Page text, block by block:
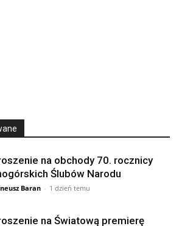
na obchody 70. rocznicy
Ślubów Narodu
Baran - 1 dzień temu
na Światową premierę